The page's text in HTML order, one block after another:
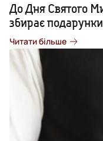
До Дня Святого
збирає
Читати більше